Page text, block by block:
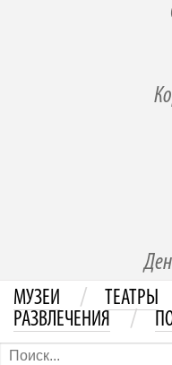
МУЗЕИ / ТЕАТРЫ
РАЗВЛЕЧЕНИЯ /